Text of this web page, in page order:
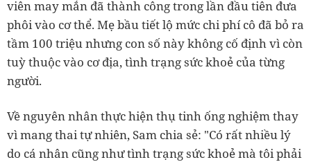
viên may mắn đã thành công trong lần đầu tiên đưa
phôi vào cơ thể. Mẹ bầu tiết lộ mức chi phí cô đã bỏ ra
tầm 100 triệu nhưng con số này không cố định vì còn
tuỳ thuộc vào cơ địa, tình trạng sức khoẻ của từng
người.
Về nguyên nhân thực hiện thụ tinh ống nghiệm thay
vì mang thai tự nhiên, Sam chia sẻ: "Có rất nhiều lý
do cá nhân cũng như tình trạng sức khoẻ mà tôi phải